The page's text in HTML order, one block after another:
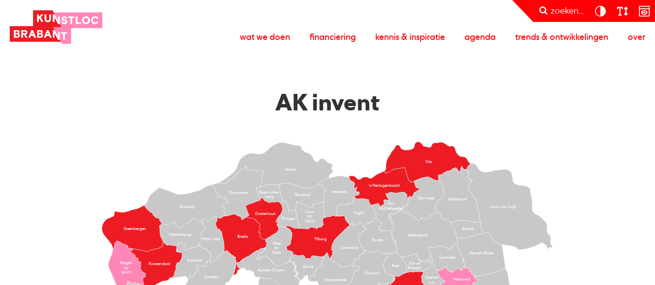
zoeken...
wat we doen financiering kennis & inspiratie agenda trends & ontwikkelingen over
AK invent
Steenbergen
Moerdijk
Bergen
op
zoom
Halderberge
Roosendaal
Rucphen
Zundert
Etten-Leur
Drimmelen
Breda
Alphen-Chaam
Goirle
Gilze
en
Rijen
Oosterhout
Dongen
Geertruiden-
berg
Altena
Waalwijk
Loon
op
Zand
Heusden
Vught
Tilburg
Oisterwijk
Hilvarenbeek
Oirschot
Best
Boxtel
Sint
Michielsgestel
‘s-Hertogenbosch
Bernheze
Oss
Land van Cuijk
Meierijstad
Boekel
Gemert-Bakel
Laarbeek
Son en
Breugel
Nuenen
c.a.
Helmond
Maashorst